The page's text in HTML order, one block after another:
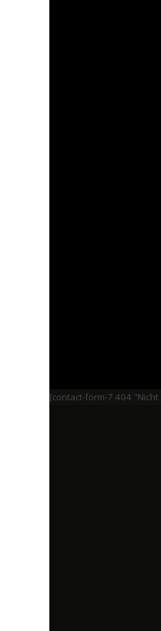
[contact-form-7 404